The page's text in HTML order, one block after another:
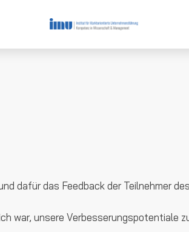
dafür das Feedback der Teilnehmer des
war, unsere Verbesserungspotentiale